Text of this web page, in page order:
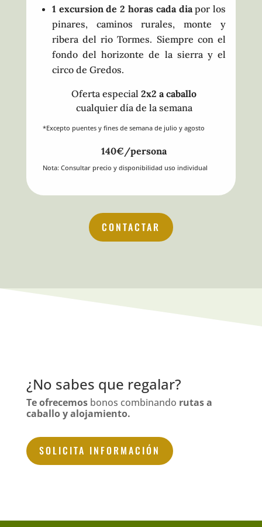
1 excursion de 2 horas cada diapor los
pinares, caminos rurales, monte y
ribera del rio Tormes. Siempre con el
fondo del horizonte de la sierra y el
circo de Gredos.
Oferta especial 2x2 a caballo
cualquier día de la semana
*Excepto puentes y fines de semana de julio y agosto
140€/persona
Nota: Consultar precio y disponibilidad uso individual
CONTACTAR
¿No sabes que regalar?
Te ofrecemos bonos combinando rutasa
caballoy alojamiento.
SOLICITA INFORMACIÓN